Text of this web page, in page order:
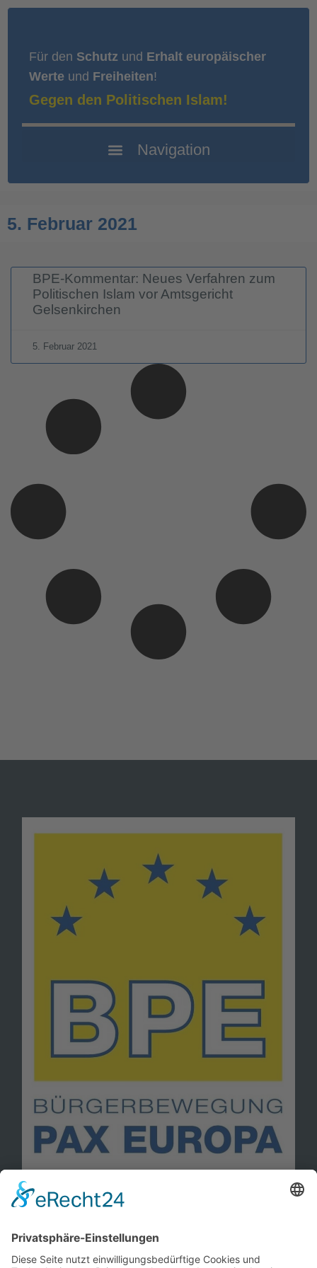
Für den Schutz und Erhalt europäischer
Werte und Freiheiten!
Gegen den Politischen Islam!
5. Februar 2021
BPE-Kommentar: Neues Verfahren zum
Politischen Islam vor Amtsgericht
Gelsenkirchen
5. Februar 2021
Kontakt